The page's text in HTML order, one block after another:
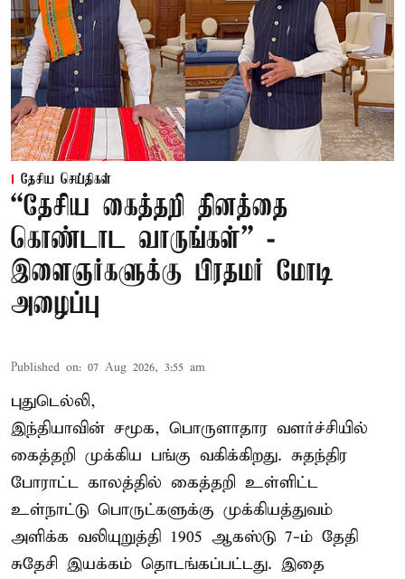
தேசிய செய்திகள்
“தேசிய கைத்தறி தினத்தை
கொண்டாட வாருங்கள்” -
இளைஞர்களுக்கு பிரதமர் மோடி
அழைப்பு
Published on: 07 Aug 2026, 3:55 am
புதுடெல்லி,
இந்தியாவின் சமூக, பொருளாதார வளர்ச்சியில்
கைத்தறி முக்கிய பங்கு வகிக்கிறது. சுதந்திர
போராட்ட காலத்தில் கைத்தறி உள்ளிட்ட
உள்நாட்டு பொருட்களுக்கு முக்கியத்துவம்
அளிக்க வலியுறுத்தி 1905 ஆகஸ்டு 7-ம் தேதி
சுதேசி இயக்கம் தொடங்கப்பட்டது. இதை